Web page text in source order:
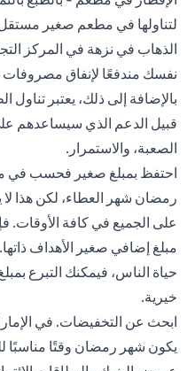
لتناولها في مطعم صغير مستقل
الذهاب في نزهة في المركز
نفسك مندفعًا لإنفاق مصروفات
بالإضافة إلى ذلك، يعتبر
قبيل الدعم الذي سيساعدهم
الصعبة، والاستمرار.
احتفظ بمبلغ صغير فحسب في
رمضان شهر العطاء، لكن هذا لا
على الجميع في كافة الأوقات.
مبلغ إضافي صغير الأهداف
حياة الناس، فيمكنك التبرع
خيرية.
ابحث عن التخفيضات. في
يكون شهر رمضان وقتًا مناسبًا